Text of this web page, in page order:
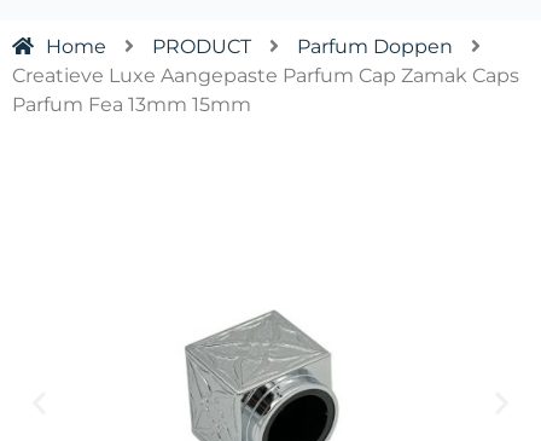
Home PRODUCT
Parfum Doppen
Creatieve Luxe Aangepaste Parfum Cap Zamak Caps
Parfum Fea 13mm 15mm